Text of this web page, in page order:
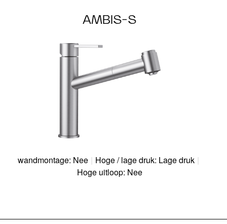
AMBIS-S
wandmontage: Nee | Hoge / lage druk: Lage druk |
Hoge uitloop: Nee